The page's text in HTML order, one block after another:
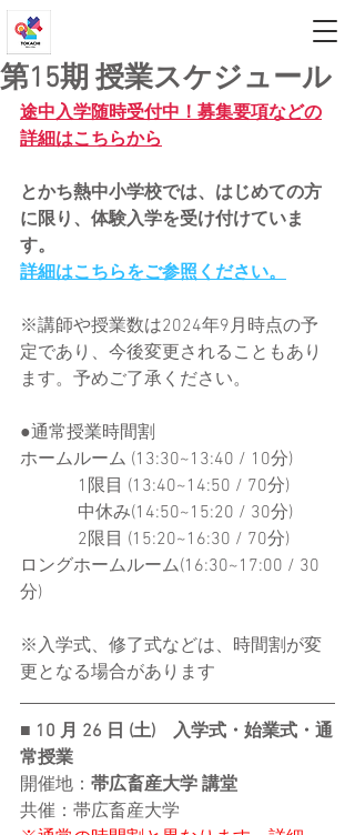
第15期 授業スケジュール
途中入学随時受付中！募集要項などの
詳細はこちらから
とかち熱中小学校では、はじめての方
に限り、体験入学を受け付けていま
す。
詳細はこちらをご参照ください。
※講師や授業数は2024年9月時点の予
定であり、今後変更されることもあり
ます。予めご了承ください。
●通常授業時間割
ホームルーム (13:30~13:40 / 10分)
1限目 (13:40~14:50 / 70分)
中休み(14:50~15:20 / 30分)
2限目 (15:20~16:30 / 70分)
ロングホームルーム(16:30~17:00 / 30
分)
※入学式、修了式などは、時間割が変
更となる場合があります
■ 10 月 26 日 (土)　入学式・ 始業式・通
常授業
開催地： 帯広畜産大学 講堂
共催：帯広畜産大学